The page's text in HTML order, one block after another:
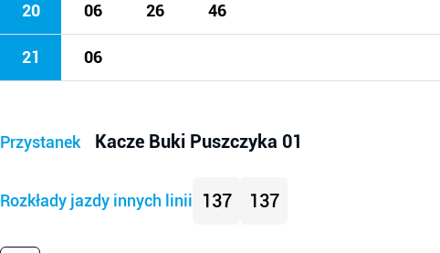
20 06 26 46
21 06
Przystanek Kacze Buki Puszczyka 01
Rozkłady jazdy innych linii 137 137